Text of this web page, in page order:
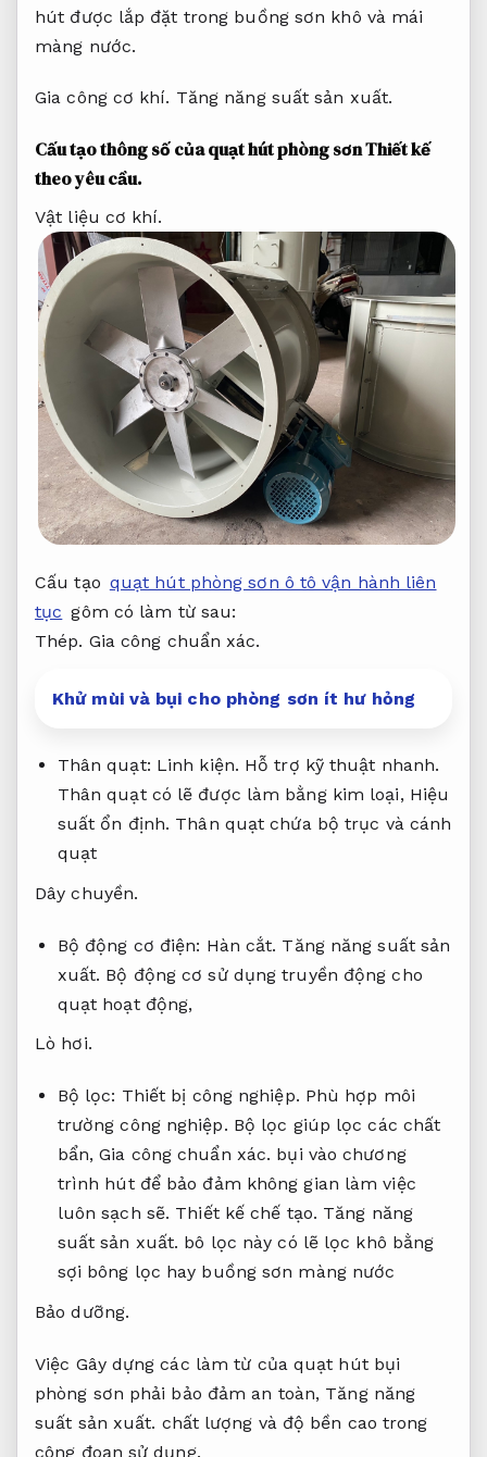
hút được lắp đặt trong buồng sơn khô và mái
màng nước.
Gia công cơ khí. Tăng năng suất sản xuất.
Cấu tạo thông số của quạt hút phòng sơnThiết kế
theo yêu cầu.
Vật liệu cơ khí.
Cấu tạo quạt hút phòng sơn ô tô vận hành liên
tục gôm có làm từ sau:
Thép. Gia công chuẩn xác.
Khử mùi và bụi cho phòng sơn ít hư hỏng
Thân quạt: Linh kiện. Hỗ trợ kỹ thuật nhanh.
Thân quạt có lẽ được làm bằng kim loại, Hiệu
suất ổn định. Thân quạt chứa bộ trục và cánh
quạt
Dây chuyền.
Bộ động cơ điện: Hàn cắt. Tăng năng suất sản
xuất. Bộ động cơ sử dụng truyền động cho
quạt hoạt động,
Lò hơi.
Bộ lọc: Thiết bị công nghiệp. Phù hợp môi
trường công nghiệp. Bộ lọc giúp lọc các chất
bẩn,Gia công chuẩn xác. bụi vào chương
trình hút để bảo đảm không gian làm việc
luôn sạch sẽ. Thiết kế chế tạo. Tăng năng
suất sản xuất. bô lọc này có lẽ lọc khô bằng
sợi bông lọc hay buồng sơn màng nước
Bảo dưỡng.
Việc Gây dựng các làm từ của quạt hút bụi
phòng sơn phải bảo đảm an toàn, Tăng năng
suất sản xuất. chất lượng và độ bền cao trong
công đoạn sử dụng.